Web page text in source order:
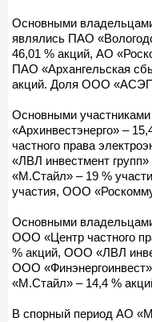
Основными
являлись ПАО
46,01 % акций, АО
ПАО «Архангельская
акций. Доля ООО
Основными
«Архинвестэнерго» –
частного права
«ЛВЛ инвестмент
«М.Стайл» – 19 %
участия, ООО
Основными
ООО «Центр частного
% акций, ООО «ЛВЛ
ООО
«М.Стайл» – 14,4 %
В спорный период АО